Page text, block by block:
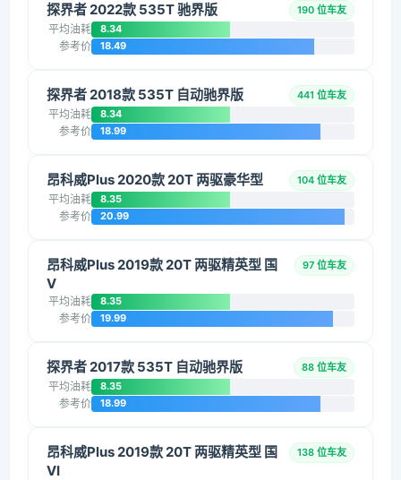
探界者 2022款 535T 驰界版 190 位车友
平均油耗 8.34
参考价 18.49
探界者 2018款 535T 自动驰界版 441 位车友
平均油耗 8.34
参考价 18.99
昂科威Plus 2020款 20T 两驱豪华型 104 位车友
平均油耗 8.35
参考价 20.99
昂科威Plus 2019款 20T 两驱精英型 国
V
97 位车友
平均油耗 8.35
参考价 19.99
探界者 2017款 535T 自动驰界版 88 位车友
平均油耗 8.35
参考价 18.99
昂科威Plus 2019款 20T 两驱精英型 国
VI
138 位车友